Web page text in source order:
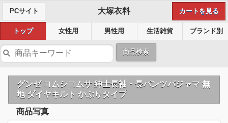
PCサイト 大塚衣料 カートを見る
トップ 女性用 男性用 生活雑貨 ブランド別
商品検索
グンゼ コムシコムサ 紳士長袖・長パンツパジャマ 無
地 ダイヤキルト かぶりタイプ
商品写真